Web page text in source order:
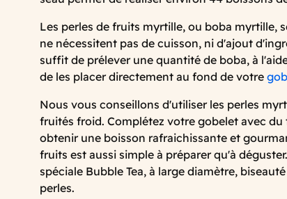
Les perles de fruits myrtille, ou boba myrtille,
ne nécessitent pas de cuisson, ni d'ajout
suffit de prélever une quantité de boba, à
de les placer directement au fond de votre
Nous vous conseillons d'utiliser les perles
fruités froid. Complétez votre gobelet avec
obtenir une boisson rafraichissante et
fruits est aussi simple à préparer qu'à
spéciale Bubble Tea, à large diamètre,
perles.